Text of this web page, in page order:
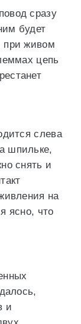
сразу
будет
при живом
цепь
слева
шпильке,
снять и
на
ясно, что
и